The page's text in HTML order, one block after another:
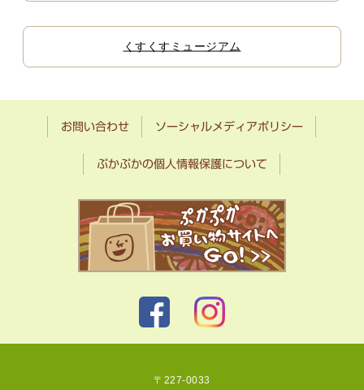
くすくすミュージアム
お問い合わせ ソーシャルメディアポリシー
ぷかぷかの個人情報保護について
〒227-0033